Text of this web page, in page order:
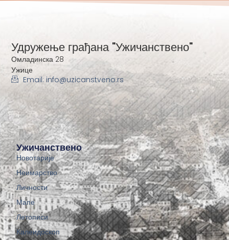
Ужичанствено
Новотарије
Неимарство
Личности
Мапе
Летописи
Калеидоскоп
Удружење грађана "Ужичанствено"
Омладинска 28
Ужице
Email: info@uzicanstveno.rs